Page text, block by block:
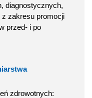
diagnostycznych,
zakresu promocji
przed- i po
zdrowotnych: